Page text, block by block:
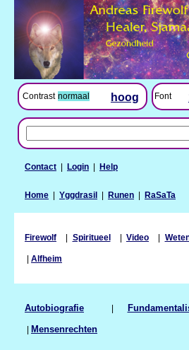
Contrast normaal hoog Font
Contact | Login | Help
Home | Yggdrasil | Runen | RaSaTa
Firewolf | Spiritueel| Video |
| Alfheim
Autobiografie |
| Mensenrechten